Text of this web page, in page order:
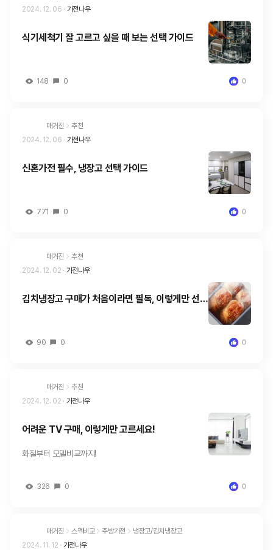
2024. 12. 06 · 가전나우
식기세척기 잘 고르고 싶을 때 보는 선택 가이드
148 0 0
매거진
추천
2024. 12. 06 · 가전나우
신혼가전 필수, 냉장고 선택 가이드
771 0 0
매거진
추천
2024. 12. 02 · 가전나우
김치냉장고 구매가 처음이라면 필독, 이렇게만 선택
90 0 0
매거진
추천
2024. 12. 02 · 가전나우
어려운 TV 구매, 이렇게만 고르세요!
화질부터 모델비교까지!
326 0 0
매거진 스펙비교 주방가전
냉장고/김치냉장고
2024. 11. 12 · 가전나우